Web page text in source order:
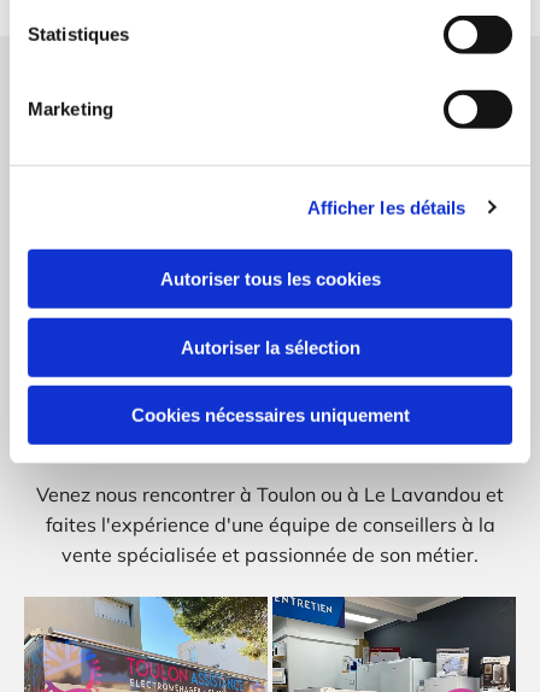
Statistiques
Marketing
Afficher les détails
Autoriser tous les cookies
Autoriser la sélection
Cookies nécessaires uniquement
Afin que vous ayez une idée plus précise de nos
prestations ainsi que de la gamme de produits que
nous vous proposons, nous vous invitons à découvrir
Vous hésitez entre plusieurs appareils ? Vous ne
comprenez pas les fiches caractéristiques de ceux-ci ?
Sachez que notre équipe se tient à votre disposition,
du lundi au vendredi, dans l'un de nos deux points de
vente, pour vous conseiller et répondre à toutes vos
Venez nous rencontrer à Toulon ou à Le Lavandou et
faites l'expérience d'une équipe de conseillers à la
vente spécialisée et passionnée de son métier.